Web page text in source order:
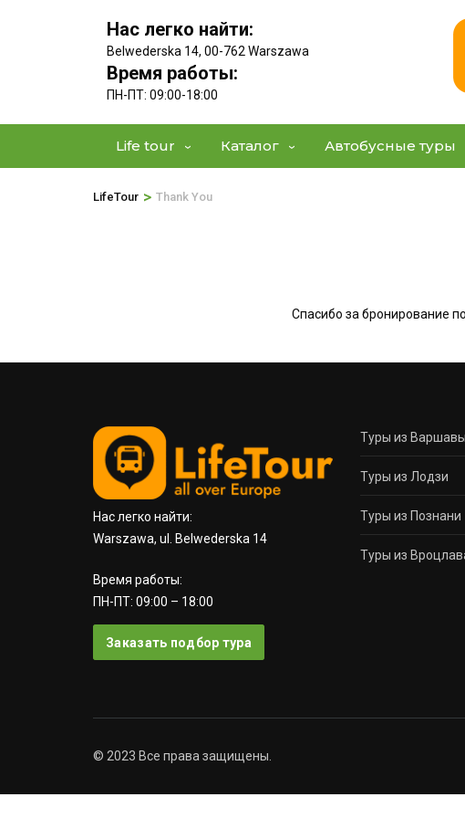
Нас легко найти:
Belwederska 14, 00-762 Warszawa
Время работы:
ПН-ПТ: 09:00-18:00
Life tour Каталог Автобусные туры
LifeTour > Thank You
Спасибо за бронирование
Нас легко найти:
Warszawa, ul. Belwederska 14
Время работы:
ПН-ПТ: 09:00 – 18:00
Заказать подбор тура
Туры из Варшавы
Туры из Лодзи
Туры из Познани
Туры из
© 2023 Все права защищены.